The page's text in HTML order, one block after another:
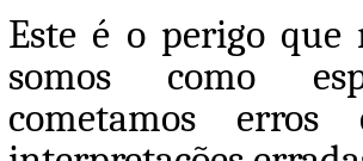
Este é o perigo que
somos como
cometamos